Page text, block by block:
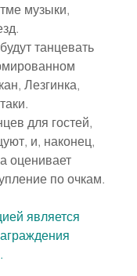
музыки,
танцевать
Лезгинка,
для гостей,
и, наконец,
оценивает
по очкам.
является